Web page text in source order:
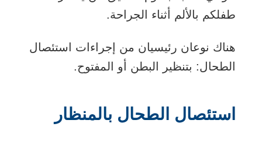
طفلكم بالألم أثناء الجراحة.
هناك نوعان رئيسيان من إجراءات استئصال
الطحال: بتنظير البطن أو المفتوح.
استئصال الطحال بالمنظار